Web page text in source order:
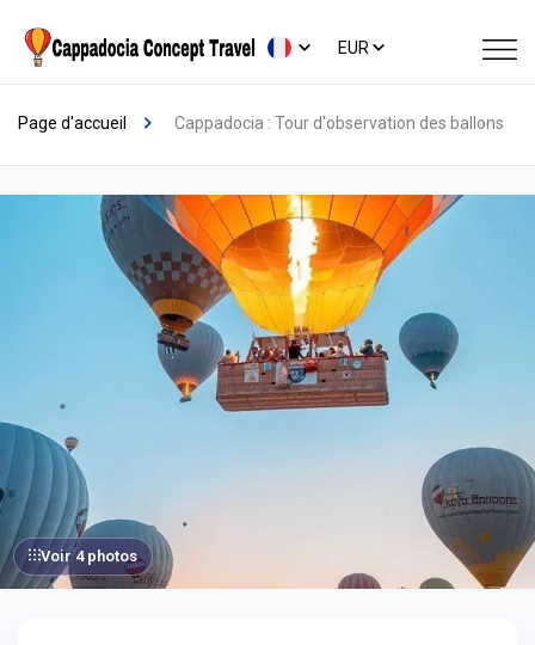
EUR
Page d'accueil Cappadocia : Tour d'observation des ballons
Voir 4 photos